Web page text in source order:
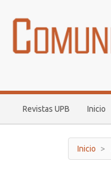
principal
Contenido
principal
Barra
Revistas UPB Inicio
Inicio